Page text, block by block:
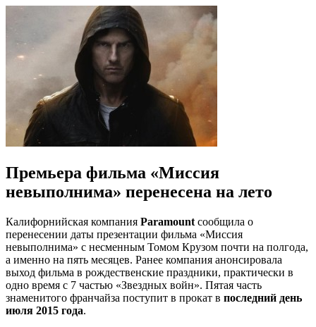
Премьера фильма «Миссия
невыполнима» перенесена на лето
Калифорнийская компания Paramount сообщила о
перенесении даты презентации фильма «Миссия
невыполнима» с несменным Томом Крузом почти на полгода,
а именно на пять месяцев. Ранее компания анонсировала
выход фильма в рождественские праздники, практически в
одно время с 7 частью «Звездных войн». Пятая часть
знаменитого франчайза поступит в прокат в последний день
июля 2015 года.